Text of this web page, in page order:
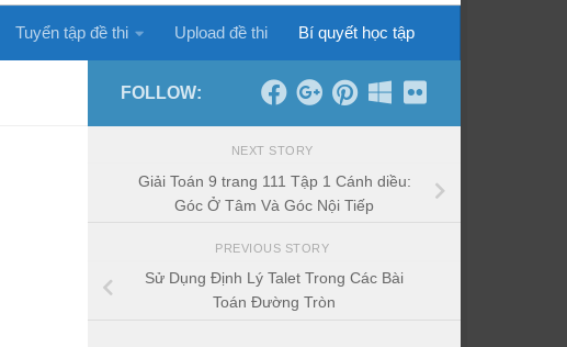
Tuyển tập đề thi Upload đề thi Bí quyết học tập
FOLLOW:
NEXT STORY
Giải Toán 9 trang 111 Tập 1 Cánh diều:
Góc Ở Tâm Và Góc Nội Tiếp
PREVIOUS STORY
Sử Dụng Định Lý Talet Trong Các Bài
Toán Đường Tròn